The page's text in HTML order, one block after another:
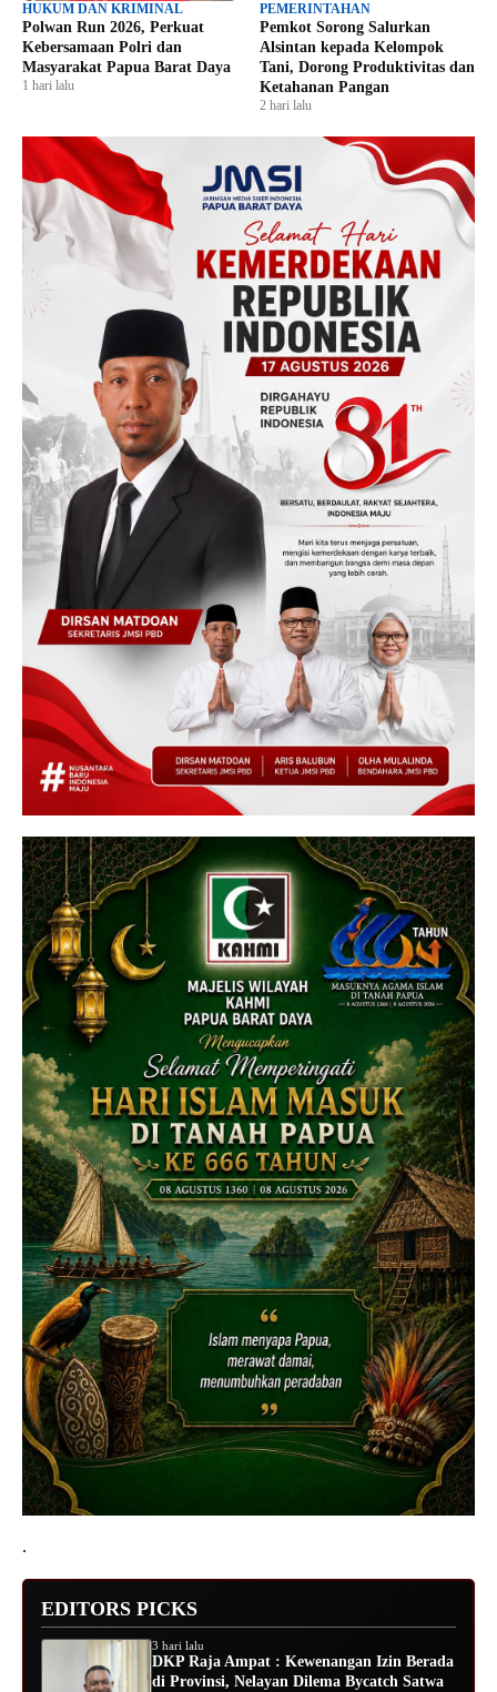
HUKUM DAN KRIMINAL
Polwan Run 2026, Perkuat
Kebersamaan Polri dan
Masyarakat Papua Barat Daya
1 hari lalu
PEMERINTAHAN
Pemkot Sorong Salurkan
Alsintan kepada Kelompok
Tani, Dorong Produktivitas dan
Ketahanan Pangan
2 hari lalu
.
EDITORS PICKS
3 hari lalu
DKP Raja Ampat : Kewenangan Izin Berada
di Provinsi, Nelayan Dilema Bycatch Satwa